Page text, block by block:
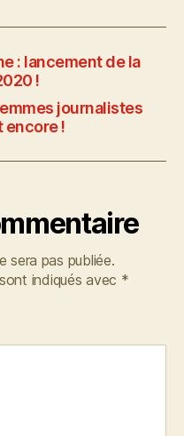
: lancement de la
!
journalistes
encore !
sera pas publiée.
indiqués avec *